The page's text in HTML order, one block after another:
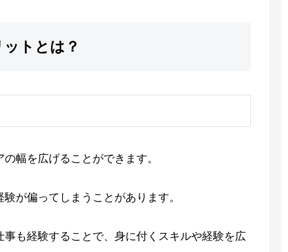
トとは？
幅を広げることができます。
が偏ってしまうことがあります。
も経験することで、身に付くスキルや経験を広